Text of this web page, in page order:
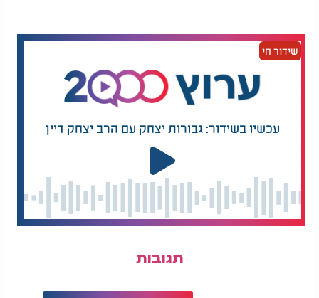
לאירוע נמצא בבדיקה אינטנסיבית.
שידור חי
עכשיו בשידור: גבורות יצחק עם הרב יצחק דיין
תגובות